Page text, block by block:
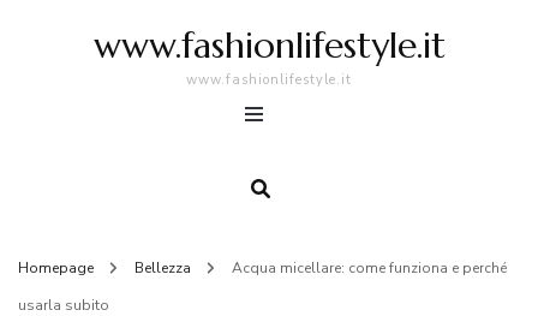
www.fashionlifestyle.it
www.fashionlifestyle.it
Homepage Bellezza
Acqua micellare: come funziona e perché
usarla subito